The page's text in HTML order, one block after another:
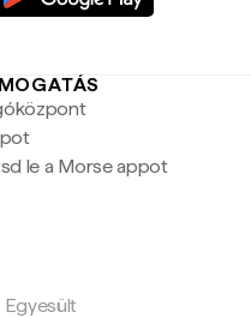
le a Morse appot